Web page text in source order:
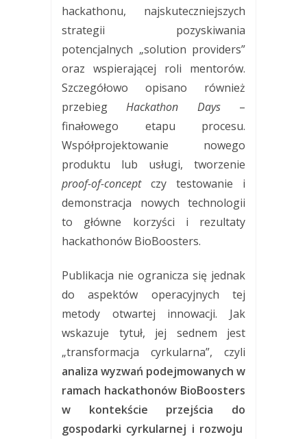
hackathonu, najskuteczniejszych
strategii pozyskiwania
potencjalnych „solution providers”
oraz wspierającej roli mentorów.
Szczegółowo opisano również
przebiegHackathon Days–
finałowego etapu procesu.
Współprojektowanie nowego
produktu lub usługi, tworzenie
proof-of-conceptczy testowanie i
demonstracja nowych technologii
to główne korzyści i rezultaty
hackathonów BioBoosters.
Publikacja nie ogranicza się jednak
do aspektów operacyjnych tej
metody otwartej innowacji. Jak
wskazuje tytuł, jej sednem jest
„transformacja cyrkularna”, czyli
analiza wyzwań podejmowanych w
ramach hackathonów BioBoosters
w kontekście przejścia do
gospodarki cyrkularnej i rozwoju